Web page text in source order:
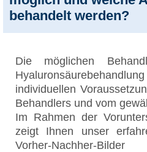
behandelt werden?
Die möglichen
individuellen
Behandlers und vom
Im Rahmen der
zeigt Ihnen unser
Vorher-Nachher-